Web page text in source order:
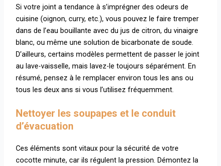
Si votre joint a tendance à s’imprégner des odeurs de
cuisine (oignon, curry, etc.), vous pouvez le faire tremper
dans de l’eau bouillante avec du jus de citron, du vinaigre
blanc, ou même une solution de bicarbonate de soude.
D’ailleurs, certains modèles permettent de passer le joint
au lave-vaisselle, mais lavez-le toujours séparément. En
résumé, pensez à le remplacer environ tous les ans ou
tous les deux ans si vous l’utilisez fréquemment.
Nettoyer les soupapes et le conduit
d’évacuation
Ces éléments sont vitaux pour la sécurité de votre
cocotte minute, car ils régulent la pression. Démontez la